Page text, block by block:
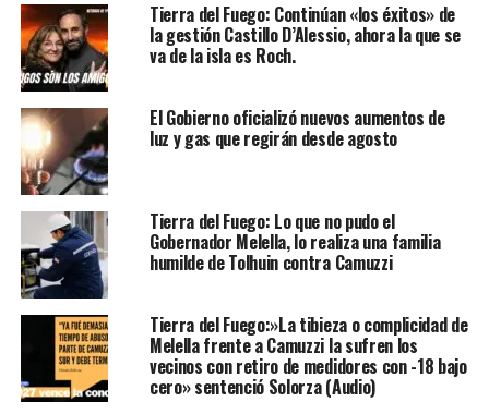
Tierra del Fuego: Continúan «los éxitos» de
la gestión Castillo D’Alessio, ahora la que se
va de la isla es Roch.
El Gobierno oficializó nuevos aumentos de
luz y gas que regirán desde agosto
Tierra del Fuego: Lo que no pudo el
Gobernador Melella, lo realiza una familia
humilde de Tolhuin contra Camuzzi
Tierra del Fuego:»La tibieza o complicidad de
Melella frente a Camuzzi la sufren los
vecinos con retiro de medidores con -18 bajo
cero» sentenció Solorza (Audio)